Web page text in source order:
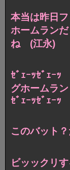
本当は昨日
ホームラン
ね (江永)
ｾﾞｪｰｯｾﾞｪｰ
グホームラン
ｾﾞｪｰｯｾﾞｪｰ
このバット
ビッックリ